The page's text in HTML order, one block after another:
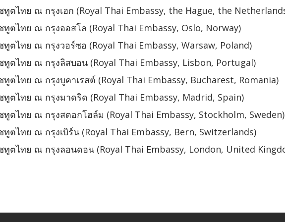
ทูตไทย ณ กรุงเฮก (Royal Thai Embassy, the Hague, the
ทูตไทย ณ กรุงออสโล (Royal Thai Embassy, Oslo, Norway)
ทูตไทย ณ กรุงวอร์ซอ (Royal Thai Embassy, Warsaw, Poland)
ทูตไทย ณ กรุงลิสบอน (Royal Thai Embassy, Lisbon, Portugal)
ทูตไทย ณ กรุงบูคาเรสต์ (Royal Thai Embassy, Bucharest, Romania)
ทูตไทย ณ กรุงมาดริด (Royal Thai Embassy, Madrid, Spain)
ทูตไทย ณ กรุงสตอกโฮล์ม (Royal Thai Embassy, Stockholm, Sweden)
ทูตไทย ณ กรุงเบิร์น (Royal Thai Embassy, Bern, Switzerlands)
ทูตไทย ณ กรุงลอนดอน (Royal Thai Embassy, London, United